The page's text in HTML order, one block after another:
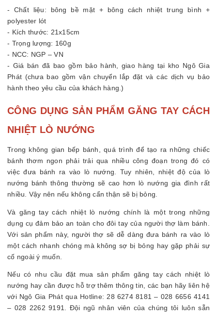
- Chất liệu: bông bề mặt + bông cách nhiệt trung bình +
polyester lót
- Kích thước: 21x15cm
- Trọng lượng: 160g
- NCC: NGP – VN
- Giá bán đã bao gồm bảo hành, giao hàng tại kho Ngô Gia
Phát (chưa bao gồm vận chuyển lắp đặt và các dịch vụ bảo
hành theo yêu cầu của khách hàng.)
CÔNG DỤNG SẢN PHẨM GĂNG TAY CÁCH
NHIỆT LÒ NƯỚNG
Trong không gian bếp bánh, quá trình để tạo ra những chiếc
bánh thơm ngon phải trải qua nhiều công đoạn trong đó có
việc đưa bánh ra vào lò nướng. Tuy nhiên, nhiệt độ của lò
nướng bánh thông thường sẽ cao hơn lò nướng gia đình rất
nhiều. Vậy nên nếu không cẩn thận sẽ bị bỏng.
Và găng tay cách nhiệt lò nướng chính là một trong những
dụng cụ đảm bảo an toàn cho đôi tay của người thợ làm bánh.
Với sản phẩm này, người thợ sẽ dễ dàng đưa bánh ra vào lò
một cách nhanh chóng mà không sợ bị bỏng hay gặp phải sự
cố ngoài ý muốn.
Nếu có nhu cầu đặt mua sản phẩm găng tay cách nhiệt lò
nướng hay cần được hỗ trợ thêm thông tin, các bạn hãy liên hệ
với Ngô Gia Phát qua Hotline: 28 6274 8181 – 028 6656 4141
– 028 2262 9191. Đội ngũ nhân viên của chúng tôi luôn sẵn